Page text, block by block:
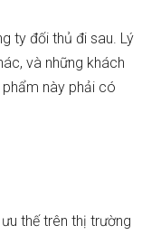
ty đối thủ đi sau. Lý
và những khách
này phải có
thế trên thị trường